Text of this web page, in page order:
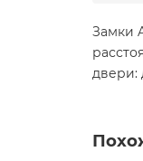
Замки
двери: